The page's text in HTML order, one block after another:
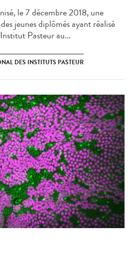
le 7 décembre 2018, une
jeunes diplômés ayant réalisé
Pasteur au...
DES INSTITUTS PASTEUR